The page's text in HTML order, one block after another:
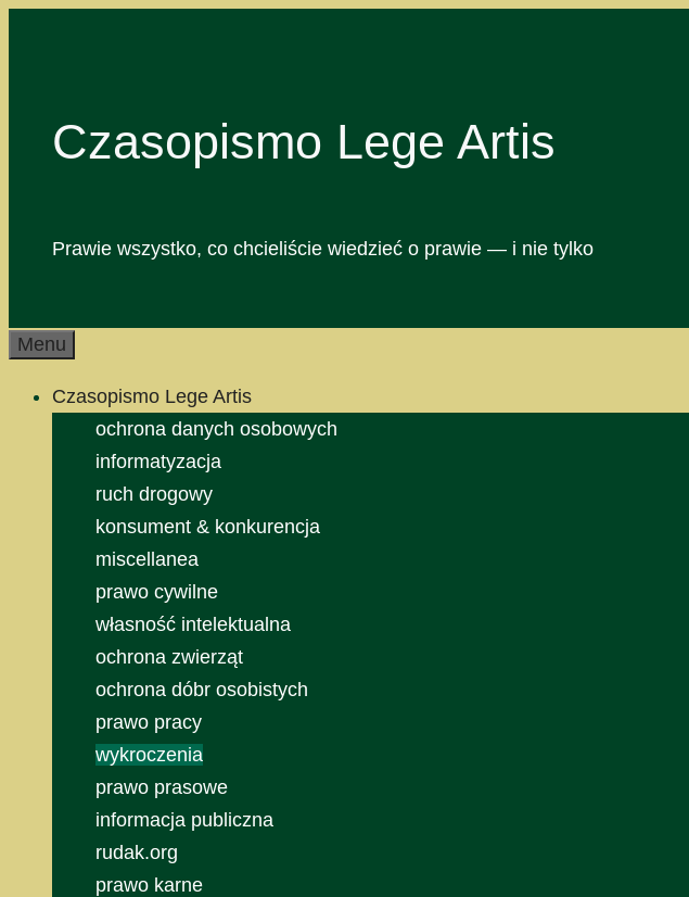
Czasopismo Lege Artis
Prawie wszystko, co chcieliście wiedzieć o prawie — i nie tylko
Menu
Czasopismo Lege Artis
ochrona danych osobowych
informatyzacja
ruch drogowy
konsument & konkurencja
miscellanea
prawo cywilne
własność intelektualna
ochrona zwierząt
ochrona dóbr osobistych
prawo pracy
wykroczenia
prawo prasowe
informacja publiczna
rudak.org
prawo karne